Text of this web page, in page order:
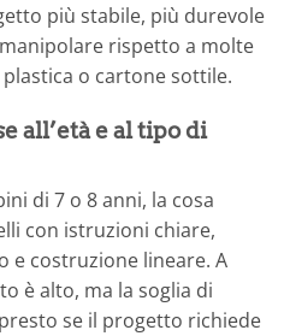
più stabile, più durevole
rispetto a molte
o cartone sottile.
all’età e al tipo di
di 7 o 8 anni, la cosa
con istruzioni chiare,
e costruzione lineare. A
è alto, ma la soglia di
se il progetto richiede